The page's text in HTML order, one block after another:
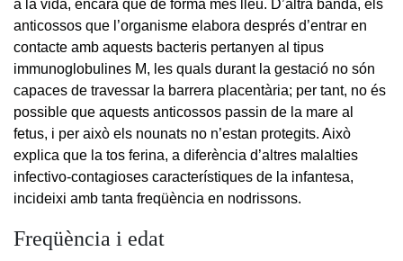
a la vida, encara que de forma més lleu. D’altra banda, els
anticossos que l’organisme elabora després d’entrar en
contacte amb aquests bacteris pertanyen al tipus
immunoglobulines M, les quals durant la gestació no són
capaces de travessar la barrera placentària; per tant, no és
possible que aquests anticossos passin de la mare al
fetus, i per això els nounats no n’estan protegits. Això
explica que la tos ferina, a diferència d’altres malalties
infectivo-contagioses característiques de la infantesa,
incideixi amb tanta freqüència en nodrissons.
Freqüència i edat